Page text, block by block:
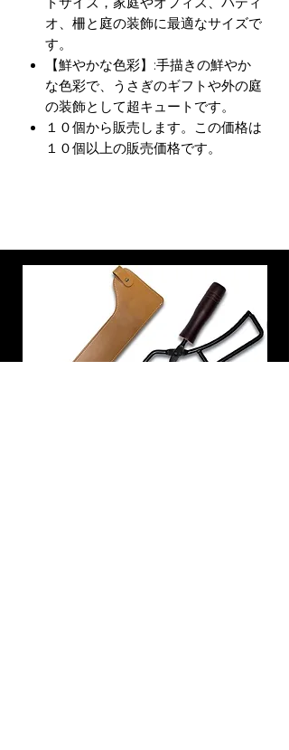
オ、柵と庭の装飾に最適なサイズで
す。
【鮮やかな色彩】:手描きの鮮やか
な色彩で、うさぎのギフトや外の庭
の装飾として超キュートです。
１０個から販売します。この価格は
１０個以上の販売価格です。